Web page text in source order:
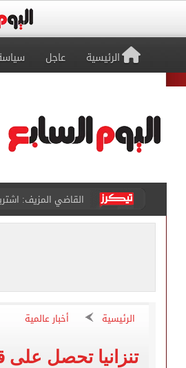
الرئيسية عاجل
برشلونة يطرح
قفزة أعادت الزمن
الأهلي ينهي
مشاهد ساحرة على
الرئيسية أخبار عالمية
تنزانيا تحصل على